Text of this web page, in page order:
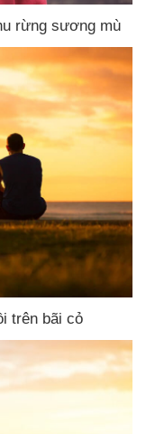
rừng sương mù
trên bãi cỏ